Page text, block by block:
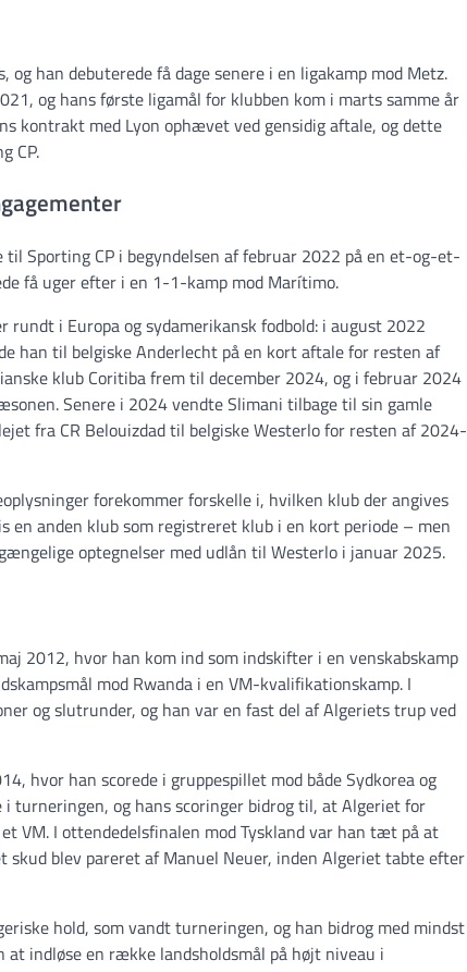
han debuterede få dage senere i en ligakamp mod Metz.
og hans første ligamål for klubben kom i marts samme år
kontrakt med Lyon ophævet ved gensidig aftale, og dette
CP.
Sporting CP i begyndelsen af februar 2022 på en et-og-et-
få uger efter i en 1-1-kamp mod Marítimo.
i Europa og sydamerikansk fodbold: i august 2022
han til belgiske Anderlecht på en kort aftale for resten af
klub Coritiba frem til december 2024, og i februar 2024
Senere i 2024 vendte Slimani tilbage til sin gamle
fra CR Belouizdad til belgiske Westerlo for resten af 2024-
forekommer forskelle i, hvilken klub der angives
anden klub som registreret klub i en kort periode – men
optegnelser med udlån til Westerlo i januar 2025.
2012, hvor han kom ind som indskifter i en venskabskamp
mod Rwanda i en VM-kvalifikationskamp. I
og slutrunder, og han var en fast del af Algeriets trup ved
hvor han scorede i gruppespillet mod både Sydkorea og
turneringen, og hans scoringer bidrog til, at Algeriet for
VM. I ottendedelsfinalen mod Tyskland var han tæt på at
blev pareret af Manuel Neuer, inden Algeriet tabte efter
hold, som vandt turneringen, og han bidrog med mindst
at indløse en række landsholdsmål på højt niveau i